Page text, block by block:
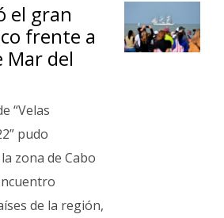
el gran
frente a
Mar del
“Velas
pudo
zona de Cabo
de la región,